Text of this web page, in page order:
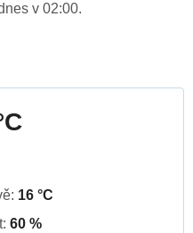
v 02:00.
16 °C
60 %